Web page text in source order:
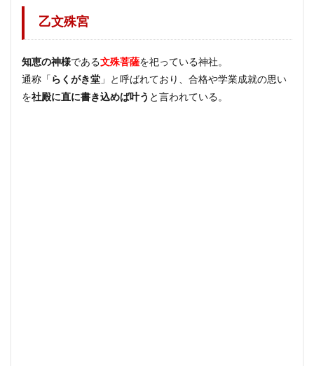
乙文殊宮
知恵の神様である文殊菩薩を祀っている神社。
通称「 らくがき堂 」と呼ばれており、合格や学業成就の思い
を社殿に直に書き込めば叶う と言われている。